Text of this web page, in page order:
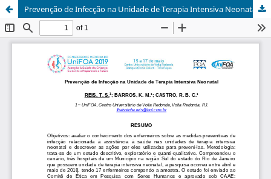
Prevenção de Infecção na Unidade de Terapia Intensiva Neonatal